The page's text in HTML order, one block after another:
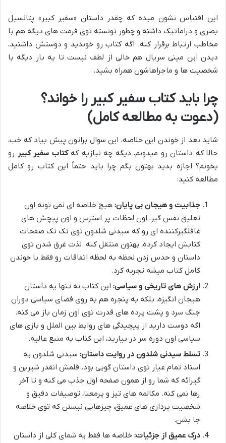
این اقتباس نشون میده که چقدر داستان «سفیر کبیر» پتانسیل
بصری و دراماتیک داشته و چطور تونسته توی فرمت های دیگه هم با
مخاطب ارتباط برقرار کنه. اگه کتاب رو خوندید و دوستش داشتید،
دیدن این مینی سریال هم خالی از لطف نیست تا یه بار دیگه با
شخصیت ها و ماجراهاشون همراه بشید.
چرا باید کتاب سفیر کبیر را خواند؟
(دعوت به مطالعه کامل)
شاید بعد از خوندن این خلاصه، این سوال براتون پیش بیاد که خب،
حالا که داستان رو میدونم، دیگه چه نیازیه کهکتاب سفیر کبیر رو
بخونم؟ اجازه بدید بهتون بگم چرا باید حتماً این کتاب رو کامل
مطالعه کنید:
جذابیت و هیجان بی پایان: هیچ خلاصه ای نمی تونه اون
تعلیق نفس گیر، اون لحظات پر استرس و اون پیچش های
غافلگیرکننده ای رو که سیدنی شلدون توی تک تک صفحات
کتابش ایجاد کرده، بهتون منتقل کنه. لذت غرق شدن توی
داستان و حدس زدن لحظه به لحظه اتفاقات رو فقط با خوندن
کامل کتاب میشه تجربه کرد.
ارزش های تاریخی و سیاسی: این کتاب نه تنها یه داستان
هیجان انگیزه، بلکه یه پنجره هم به روی فضای سیاسی دوران
جنگ سرد و پشت پرده های قدرت توی اون زمان باز می کنه.
اگه دوست دارید از پیچیدگی های روابط بین الملل و بازی های
سیاسی اون دوره سر در بیارید، این کتاب یه منبع عالیه.
تسلط سیدنی شلدون در روایت داستان: سیدنی شلدون یه
استاد تمام عیار توی داستان گویی بود. قلمش انقدر شیرین و
گیرائه که شما رو از همون صفحه اول جذب می کنه و تا آخر
رها نمی کنه. مکالمه های تیز و پرمعنا، توصیفات دقیق و
شخصیت پردازی های عمیق، چیزهایی نیستن که توی خلاصه
جا بشن.
درک عمیق از جزئیات: خلاصه ها فقط یه شمای کلی از داستان